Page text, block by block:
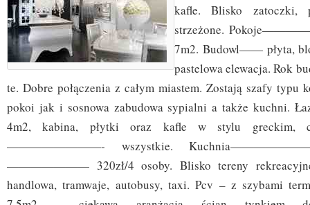
kafle. Blisko
strzeżone.
7m2. Budowl—— płyta,
pastelowa elewacja. Rok
te. Dobre połączenia z całym miastem. Zostają szafy typu
pokoi jak i sosnowa zabudowa sypialni a także
4m2, kabina, płytki oraz kafle w stylu greckim,
————————- wszystkie. Kuchnia———————
——————— 320zł/4 osoby. Blisko tereny
handlowa, tramwaje, autobusy, taxi. Pcv – z szybami